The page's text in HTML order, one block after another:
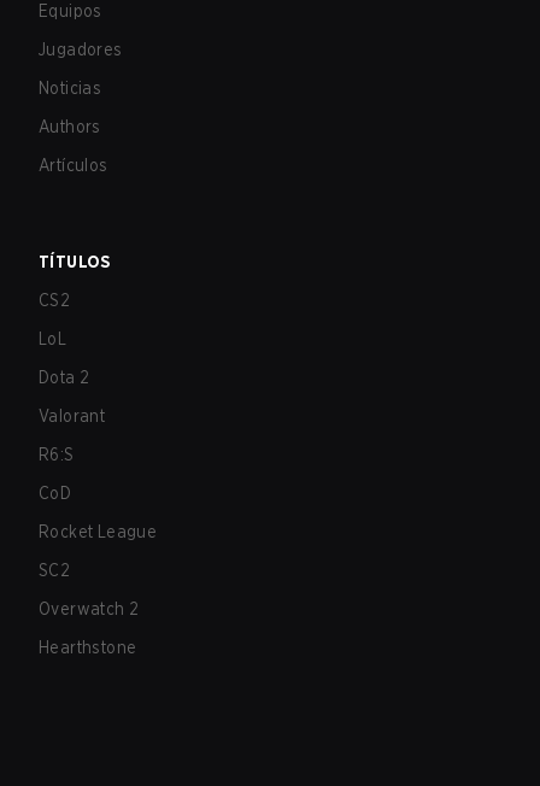
Equipos
Jugadores
Noticias
Authors
Artículos
TÍTULOS
CS2
LoL
Dota 2
Valorant
R6:S
CoD
Rocket League
SC2
Overwatch 2
Hearthstone